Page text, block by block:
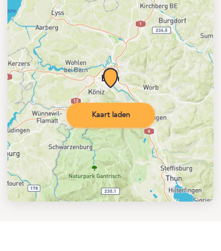
Kaart laden